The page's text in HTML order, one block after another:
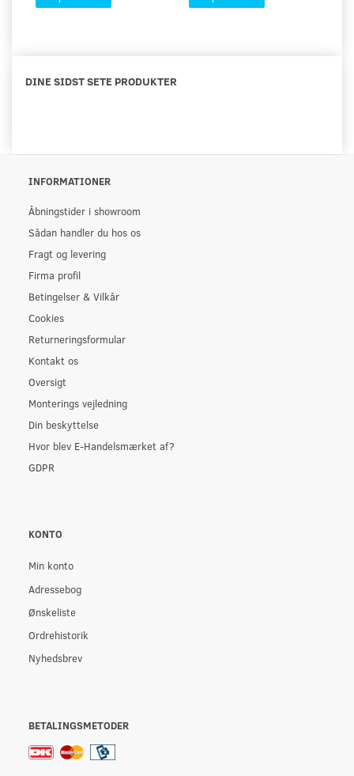
DINE SIDST SETE PRODUKTER
INFORMATIONER
Åbningstider i showroom
Sådan handler du hos os
Fragt og levering
Firma profil
Betingelser & Vilkår
Cookies
Returneringsformular
Kontakt os
Oversigt
Monterings vejledning
Din beskyttelse
Hvor blev E-Handelsmærket af?
GDPR
KONTO
Min konto
Adressebog
Ønskeliste
Ordrehistorik
Nyhedsbrev
BETALINGSMETODER